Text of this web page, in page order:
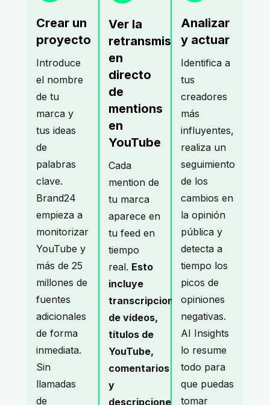
Crear un
proyecto
Introduce
el nombre
de tu
marca y
tus ideas
de
palabras
clave.
Brand24
empieza a
monitorizar
YouTube y
más de 25
millones de
fuentes
adicionales
de forma
inmediata.
Sin
llamadas
de
Ver la
retransmisión
en
directo
de
mentions
en
YouTube
Cada
mention de
tu marca
aparece en
tu feed en
tiempo
real. Esto
incluye
transcripciones
de vídeos,
títulos de
YouTube,
comentarios
y
descripciones.
Analizar
y actuar
Identifica a
tus
creadores
más
influyentes,
realiza un
seguimiento
de los
cambios en
la opinión
pública y
detecta a
tiempo los
picos de
opiniones
negativas.
AI Insights
lo resume
todo para
que puedas
tomar